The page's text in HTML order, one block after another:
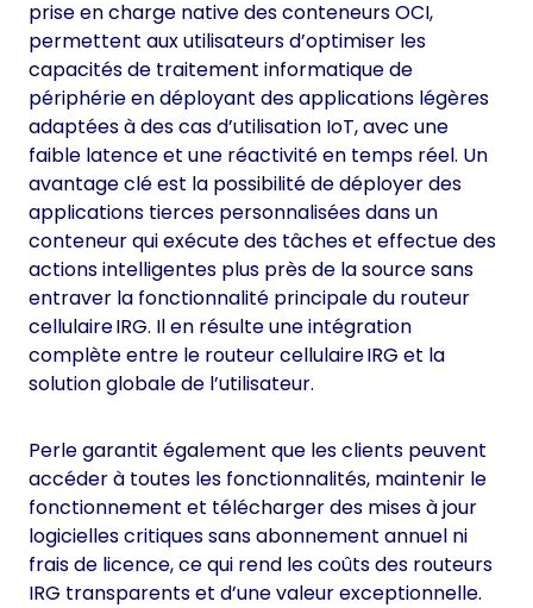
prise en charge native des conteneurs OCI,
permettent aux utilisateurs d’optimiser les
capacités de traitement informatique de
périphérie en déployant des applications légères
adaptées à des cas d’utilisation IoT, avec une
faible latence et une réactivité en temps réel. Un
avantage clé est la possibilité de déployer des
applications tierces personnalisées dans un
conteneur qui exécute des tâches et effectue des
actions intelligentes plus près de la source sans
entraver la fonctionnalité principale du routeur
cellulaire IRG. Il en résulte une intégration
complète entre le routeur cellulaire IRG et la
solution globale de l’utilisateur.
Perle garantit également que les clients peuvent
accéder à toutes les fonctionnalités, maintenir le
fonctionnement et télécharger des mises à jour
logicielles critiques sans abonnement annuel ni
frais de licence, ce qui rend les coûts des routeurs
IRG transparents et d’une valeur exceptionnelle.